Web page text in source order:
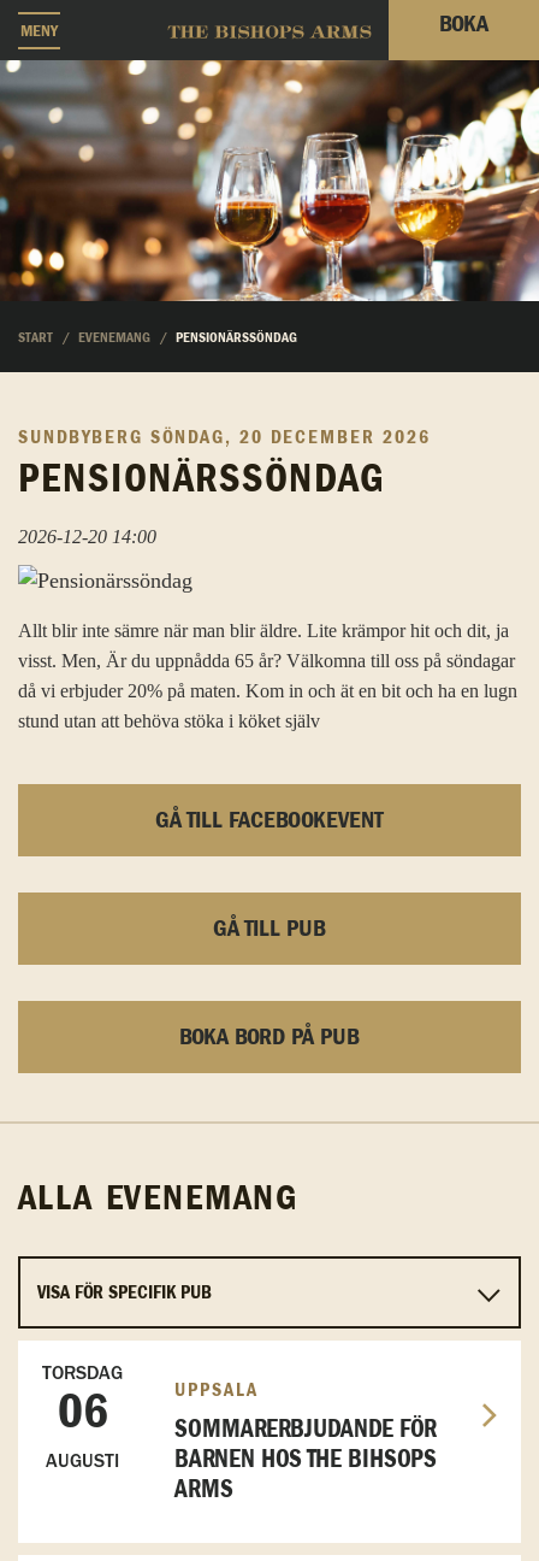
MENY BOKA
START EVENEMANG PENSIONÄRSSÖNDAG
SUNDBYBERG SÖNDAG, 20 DECEMBER 2026
PENSIONÄRSSÖNDAG
2026-12-20 14:00
Allt blir inte sämre när man blir äldre. Lite krämpor hit och dit, ja
visst. Men, Är du uppnådda 65 år? Välkomna till oss på söndagar
då vi erbjuder 20% på maten. Kom in och ät en bit och ha en lugn
stund utan att behöva stöka i köket själv
GÅ TILL FACEBOOKEVENT
GÅ TILL PUB
BOKA BORD PÅ PUB
ALLA EVENEMANG
TORSDAG
06
AUGUSTI
UPPSALA
SOMMARERBJUDANDE FÖR
BARNEN HOS THE BIHSOPS
ARMS